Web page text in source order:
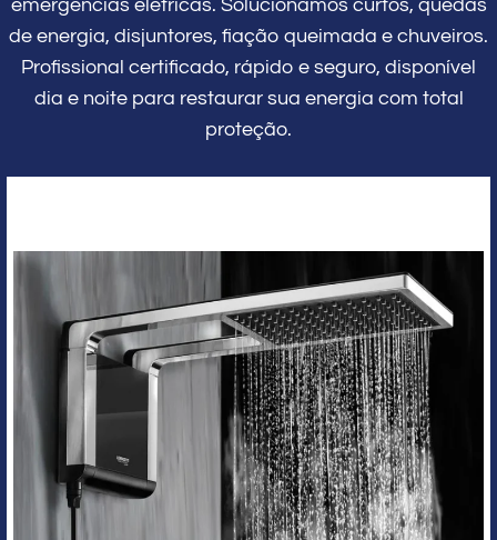
emergências elétricas. Solucionamos curtos, quedas
de energia, disjuntores, fiação queimada e chuveiros.
Profissional certificado, rápido e seguro, disponível
dia e noite para restaurar sua energia com total
proteção.